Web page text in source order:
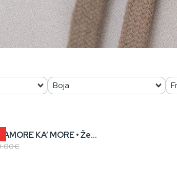
KENOVA? / AMORE KA’ MORE • Ženski Duks sa Kapuljačom